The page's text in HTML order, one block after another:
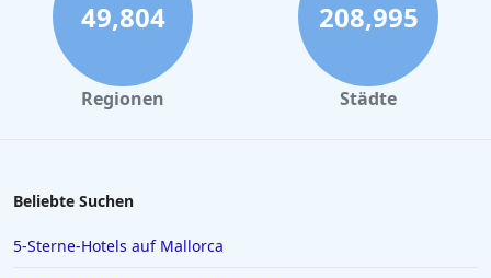
49,804
Regionen
208,995
Städte
Beliebte Suchen
5-Sterne-Hotels auf Mallorca